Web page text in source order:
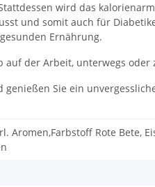
wird das
und somit auch für
Ernährung.
der Arbeit, unterwegs oder
Sie ein
Rote Bete,